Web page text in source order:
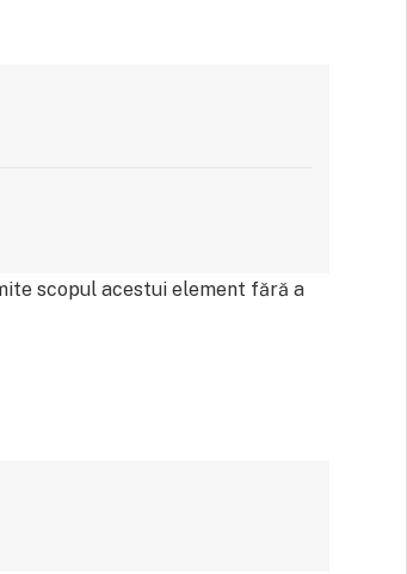
scopul acestui element fără a